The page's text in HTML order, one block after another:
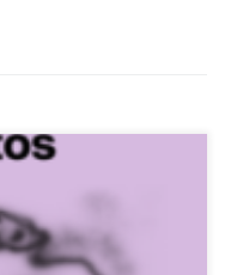
de relatos de Octavia
y otros relatos. La